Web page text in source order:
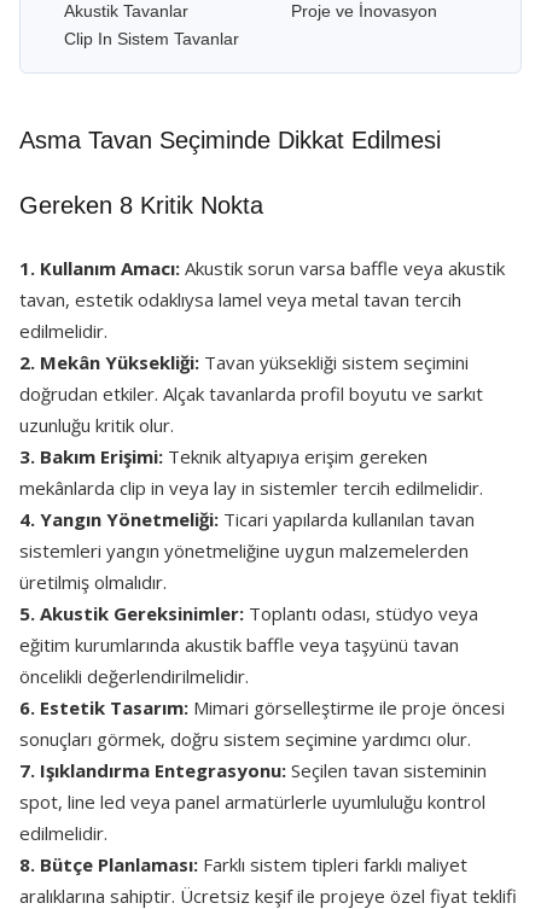
Akustik Tavanlar
Clip In Sistem Tavanlar
Proje ve İnovasyon
Asma Tavan Seçiminde Dikkat Edilmesi
Gereken 8 Kritik Nokta
1. Kullanım Amacı: Akustik sorun varsa baffle veya akustik
tavan, estetik odaklıysa lamel veya metal tavan tercih
edilmelidir.
2. Mekân Yüksekliği: Tavan yüksekliği sistem seçimini
doğrudan etkiler. Alçak tavanlarda profil boyutu ve sarkıt
uzunluğu kritik olur.
3. Bakım Erişimi: Teknik altyapıya erişim gereken
mekânlarda clip in veya lay in sistemler tercih edilmelidir.
4. Yangın Yönetmeliği: Ticari yapılarda kullanılan tavan
sistemleri yangın yönetmeliğine uygun malzemelerden
üretilmiş olmalıdır.
5. Akustik Gereksinimler: Toplantı odası, stüdyo veya
eğitim kurumlarında akustik baffle veya taşyünü tavan
öncelikli değerlendirilmelidir.
6. Estetik Tasarım: Mimari görselleştirme ile proje öncesi
sonuçları görmek, doğru sistem seçimine yardımcı olur.
7. Işıklandırma Entegrasyonu: Seçilen tavan sisteminin
spot, line led veya panel armatürlerle uyumluluğu kontrol
edilmelidir.
8. Bütçe Planlaması: Farklı sistem tipleri farklı maliyet
aralıklarına sahiptir. Ücretsiz keşif ile projeye özel fiyat teklifi